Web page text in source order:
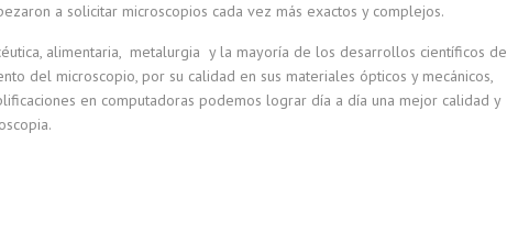
a solicitar microscopios cada vez más exactos y complejos.
alimentaria, metalurgia y la mayoría de los desarrollos científicos de
del microscopio, por su calidad en sus materiales ópticos y mecánicos,
en computadoras podemos lograr día a día una mejor calidad y